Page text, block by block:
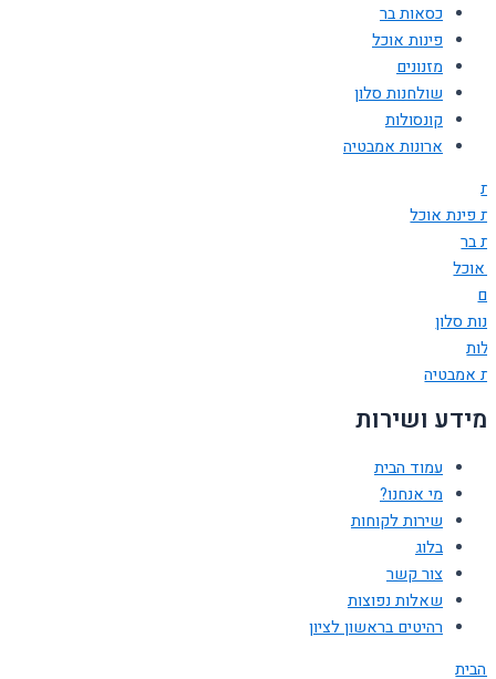
כסאות בר
פינות אוכל
מזנונים
שולחנות סלון
קונסולות
ארונות אמבטיה
פינת אוכל
בר
אוכל
סלון
אמבטיה
מידע ושירות
עמוד הבית
מי אנחנו?
שירות לקוחות
בלוג
צור קשר
שאלות נפוצות
רהיטים בראשון לציון
הבית